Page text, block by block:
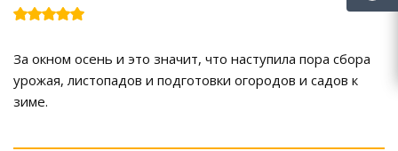
За окном осень и это значит, что наступила пора сбора
урожая, листопадов и подготовки огородов и садов к
зиме.